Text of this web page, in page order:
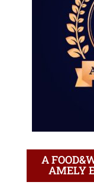
A
AMELY